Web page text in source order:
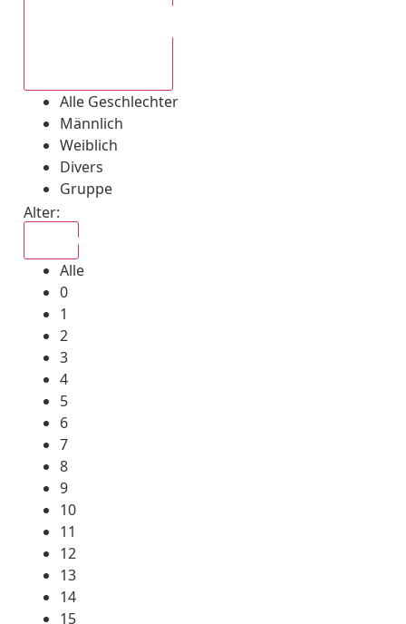
Alle Geschlechter
Männlich
Weiblich
Divers
Gruppe
Alter:
Alle
0
1
2
3
4
5
6
7
8
9
10
11
12
13
14
15